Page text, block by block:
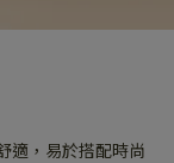
適，易於搭配時尚